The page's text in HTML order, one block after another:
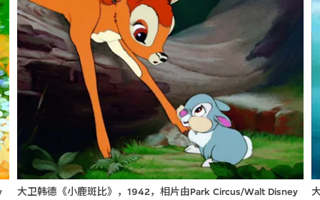
大卫韩德《小鹿斑比》，1942，相片由Park Circus/Walt Disney